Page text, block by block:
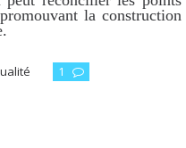
la construction
1